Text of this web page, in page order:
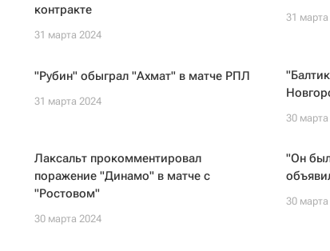
контракте
31 марта 2024
31
"Рубин" обыграл "Ахмат" в матче РПЛ
31 марта 2024
30
Лаксальт прокомментировал
поражение "Динамо" в матче с
"Ростовом"
30 марта 2024
"Он
30